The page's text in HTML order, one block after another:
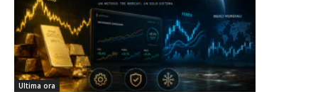
Ultima ora